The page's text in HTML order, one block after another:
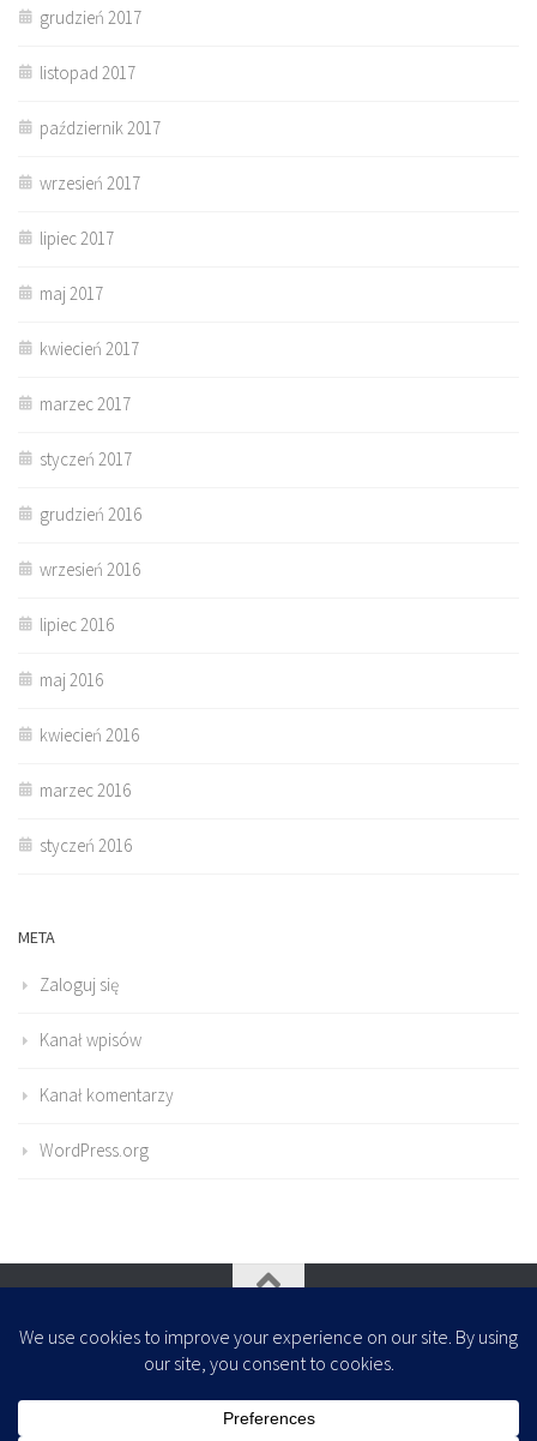
grudzień 2017
listopad 2017
październik 2017
wrzesień 2017
lipiec 2017
maj 2017
kwiecień 2017
marzec 2017
styczeń 2017
grudzień 2016
wrzesień 2016
lipiec 2016
maj 2016
kwiecień 2016
marzec 2016
styczeń 2016
META
Zaloguj się
Kanał wpisów
Kanał komentarzy
WordPress.org
- Zaprojektowany z